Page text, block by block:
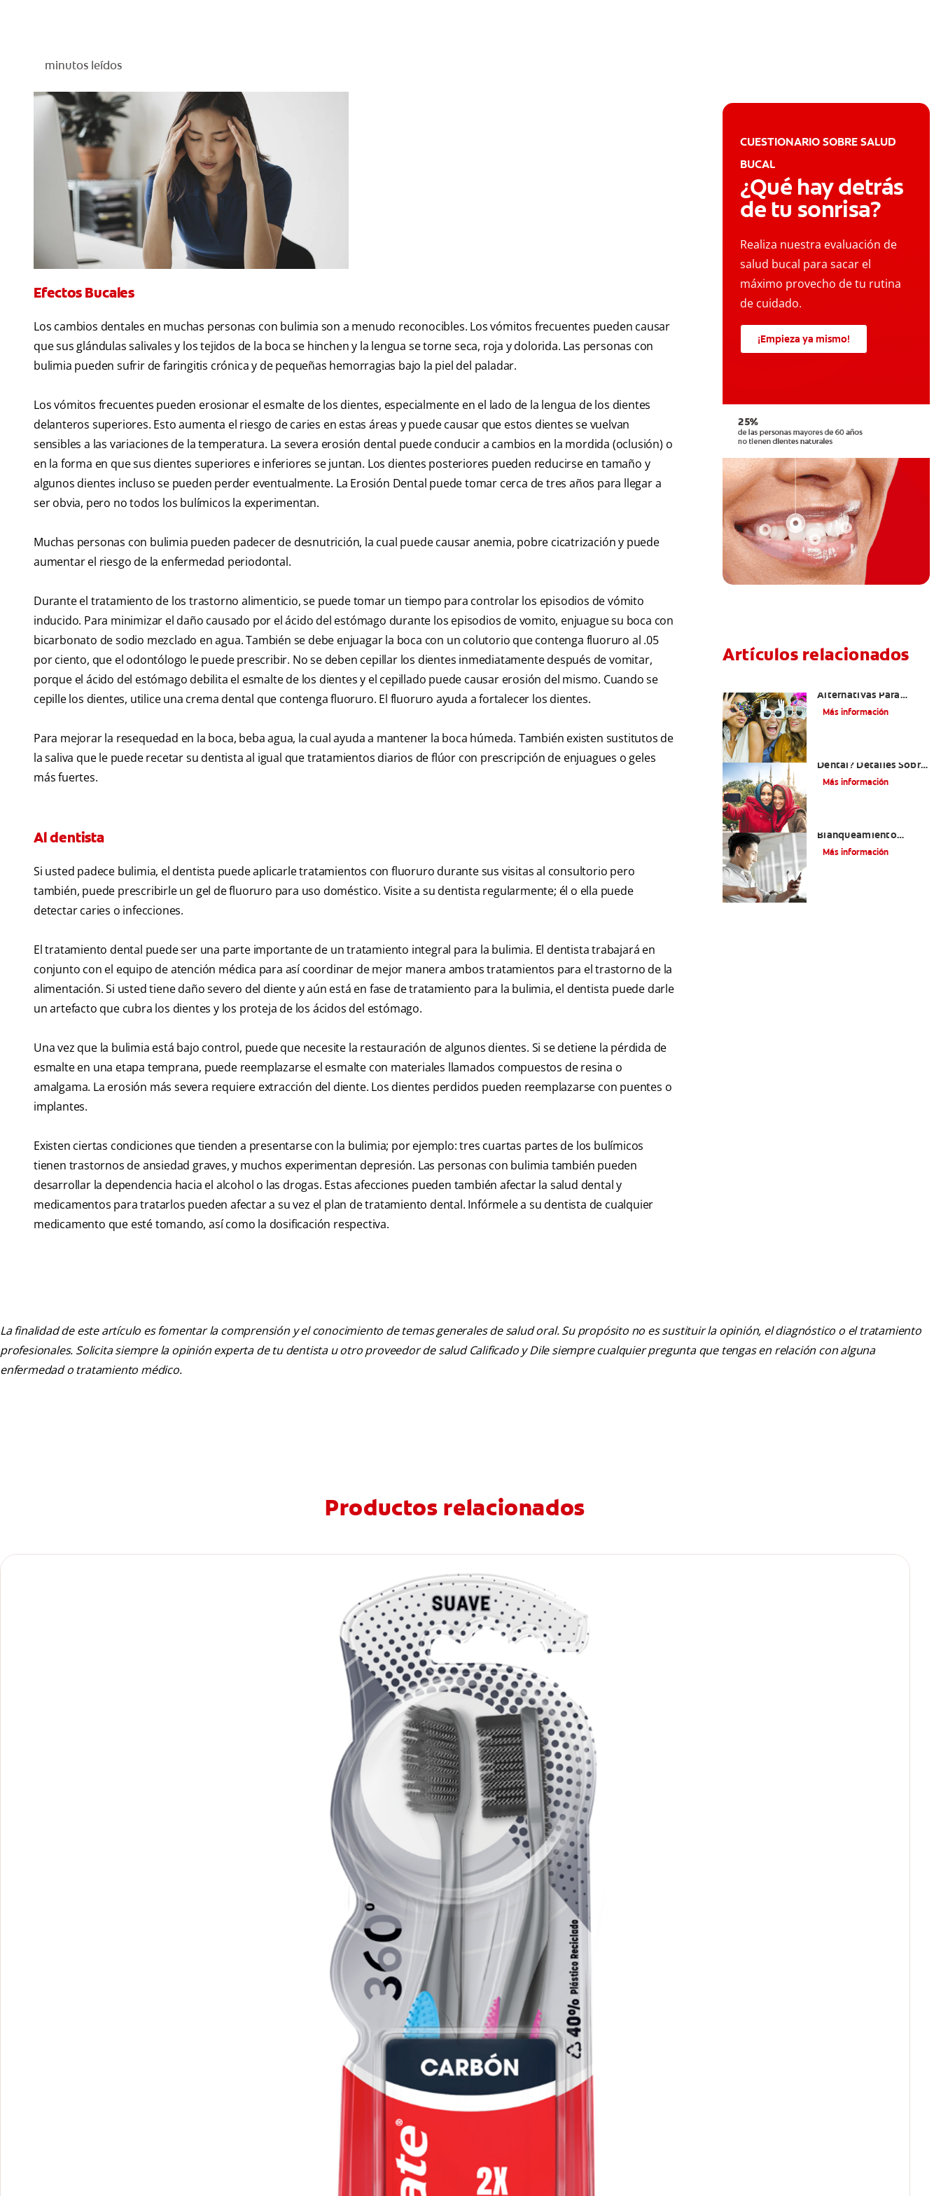
minutos leídos
Efectos Bucales
Los cambios dentales en muchas personas con bulimia son a menudo reconocibles. Los vómitos frecuentes pueden causar
que sus glándulas salivales y los tejidos de la boca se hinchen y la lengua se torne seca, roja y dolorida. Las personas con
bulimia pueden sufrir de faringitis crónica y de pequeñas hemorragias bajo la piel del paladar.
Los vómitos frecuentes pueden erosionar el esmalte de los dientes, especialmente en el lado de la lengua de los dientes
delanteros superiores. Esto aumenta el riesgo de caries en estas áreas y puede causar que estos dientes se vuelvan
sensibles a las variaciones de la temperatura. La severa erosión dental puede conducir a cambios en la mordida (oclusión) o
en la forma en que sus dientes superiores e inferiores se juntan. Los dientes posteriores pueden reducirse en tamaño y
algunos dientes incluso se pueden perder eventualmente. La Erosión Dental puede tomar cerca de tres años para llegar a
ser obvia, pero no todos los bulímicos la experimentan.
Muchas personas con bulimia pueden padecer de desnutrición, la cual puede causar anemia, pobre cicatrización y puede
aumentar el riesgo de la enfermedad periodontal.
Durante el tratamiento de los trastorno alimenticio, se puede tomar un tiempo para controlar los episodios de vómito
inducido. Para minimizar el daño causado por el ácido del estómago durante los episodios de vomito, enjuague su boca con
bicarbonato de sodio mezclado en agua. También se debe enjuagar la boca con un colutorio que contenga fluoruro al .05
por ciento, que el odontólogo le puede prescribir. No se deben cepillar los dientes inmediatamente después de vomitar,
porque el ácido del estómago debilita el esmalte de los dientes y el cepillado puede causar erosión del mismo. Cuando se
cepille los dientes, utilice una crema dental que contenga fluoruro. El fluoruro ayuda a fortalecer los dientes.
Para mejorar la resequedad en la boca, beba agua, la cual ayuda a mantener la boca húmeda. También existen sustitutos de
la saliva que le puede recetar su dentista al igual que tratamientos diarios de flúor con prescripción de enjuagues o geles
más fuertes.
Al dentista
Si usted padece bulimia, el dentista puede aplicarle tratamientos con fluoruro durante sus visitas al consultorio pero
también, puede prescribirle un gel de fluoruro para uso doméstico. Visite a su dentista regularmente; él o ella puede
detectar caries o infecciones.
El tratamiento dental puede ser una parte importante de un tratamiento integral para la bulimia. El dentista trabajará en
conjunto con el equipo de atención médica para así coordinar de mejor manera ambos tratamientos para el trastorno de la
alimentación. Si usted tiene daño severo del diente y aún está en fase de tratamiento para la bulimia, el dentista puede darle
un artefacto que cubra los dientes y los proteja de los ácidos del estómago.
Una vez que la bulimia está bajo control, puede que necesite la restauración de algunos dientes. Si se detiene la pérdida de
esmalte en una etapa temprana, puede reemplazarse el esmalte con materiales llamados compuestos de resina o
amalgama. La erosión más severa requiere extracción del diente. Los dientes perdidos pueden reemplazarse con puentes o
implantes.
Existen ciertas condiciones que tienden a presentarse con la bulimia; por ejemplo: tres cuartas partes de los bulímicos
tienen trastornos de ansiedad graves, y muchos experimentan depresión. Las personas con bulimia también pueden
desarrollar la dependencia hacia el alcohol o las drogas. Estas afecciones pueden también afectar la salud dental y
medicamentos para tratarlos pueden afectar a su vez el plan de tratamiento dental. Infórmele a su dentista de cualquier
medicamento que esté tomando, así como la dosificación respectiva.
CUESTIONARIO SOBRE SALUD
BUCAL
¿Qué hay detrás
de tu sonrisa?
Realiza nuestra evaluación de
salud bucal para sacar el
máximo provecho de tu rutina
de cuidado.
¡Empieza ya mismo!
Artículos relacionados
Alternativas Para
Mejorar Mi Sonrisa?
Más información
Dental? Detalles Sobre
Los Métodos Y Los
Más información
Blanqueamiento
Dental Y Carillas
Más información
La finalidad de este artículo es fomentar la comprensión y el conocimiento de temas generales de salud oral. Su propósito no es sustituir la opinión, el diagnóstico o el tratamiento
profesionales. Solicita siempre la opinión experta de tu dentista u otro proveedor de salud Calificado y Dile siempre cualquier pregunta que tengas en relación con alguna
enfermedad o tratamiento médico.
Productos relacionados